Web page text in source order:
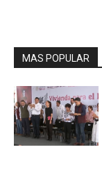
MAS POPULAR